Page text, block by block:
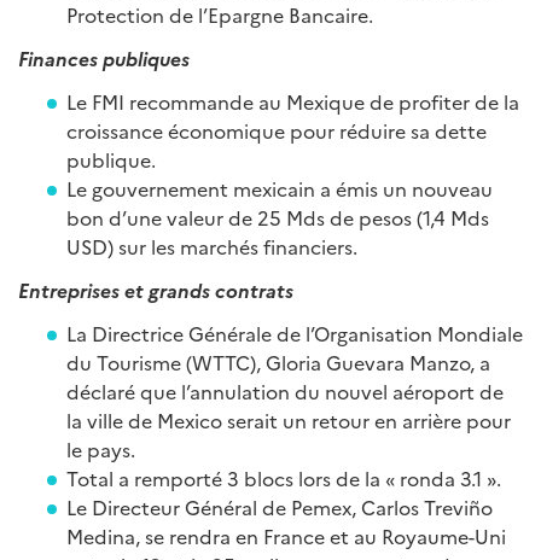
Protection de l’Epargne Bancaire.
Finances publiques
Le FMI recommande au Mexique de profiter de la
croissance économique pour réduire sa dette
publique.
Le gouvernement mexicain a émis un nouveau
bon d’une valeur de 25 Mds de pesos (1,4 Mds
USD) sur les marchés financiers.
Entreprises et grands contrats
La Directrice Générale de l’Organisation Mondiale
du Tourisme (WTTC), Gloria Guevara Manzo, a
déclaré que l’annulation du nouvel aéroport de
la ville de Mexico serait un retour en arrière pour
le pays.
Total a remporté 3 blocs lors de la « ronda 3.1 ».
Le Directeur Général de Pemex, Carlos Treviño
Medina, se rendra en France et au Royaume-Uni